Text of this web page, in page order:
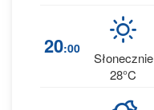
20:00
Słonecznie
28°C